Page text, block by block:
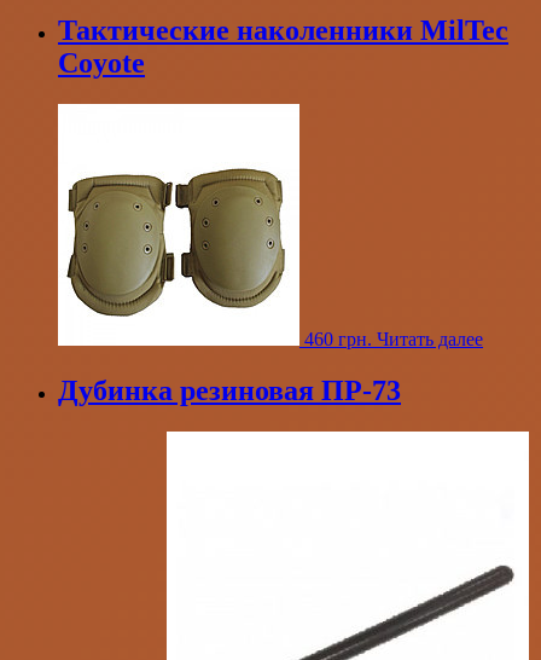
Тактические наколенники MilTec
Coyote
460 грн. Читать далее
Дубинка резиновая ПР-73